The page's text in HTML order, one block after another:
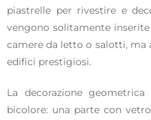
piastrelle per rivestire e
vengono solitamente
camere da letto o salotti, ma
edifici prestigiosi.
La decorazione
bicolore: una parte con